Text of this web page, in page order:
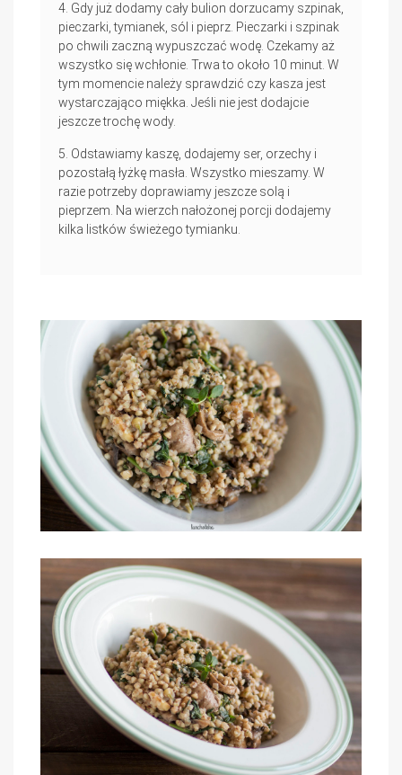
Gdy już dodamy cały bulion dorzucamy szpinak,
pieczarki, tymianek, sól i pieprz. Pieczarki i szpinak
po chwili zaczną wypuszczać wodę. Czekamy aż
wszystko się wchłonie. Trwa to około 10 minut. W
tym momencie należy sprawdzić czy kasza jest
wystarczająco miękka. Jeśli nie jest dodajcie
jeszcze trochę wody.
Odstawiamy kaszę, dodajemy ser, orzechy i
pozostałą łyżkę masła. Wszystko mieszamy. W
razie potrzeby doprawiamy jeszcze solą i
pieprzem. Na wierzch nałożonej porcji dodajemy
kilka listków świeżego tymianku.